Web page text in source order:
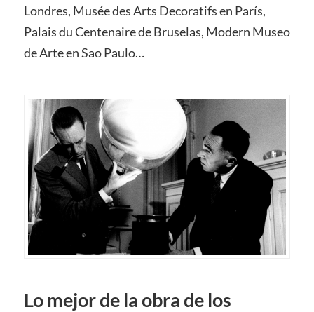
Londres, Musée des Arts Decoratifs en París,
Palais du Centenaire de Bruselas, Modern Museo
de Arte en Sao Paulo…
Lo mejor de la obra de los